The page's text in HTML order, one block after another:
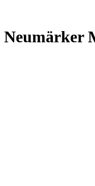
Neumärker